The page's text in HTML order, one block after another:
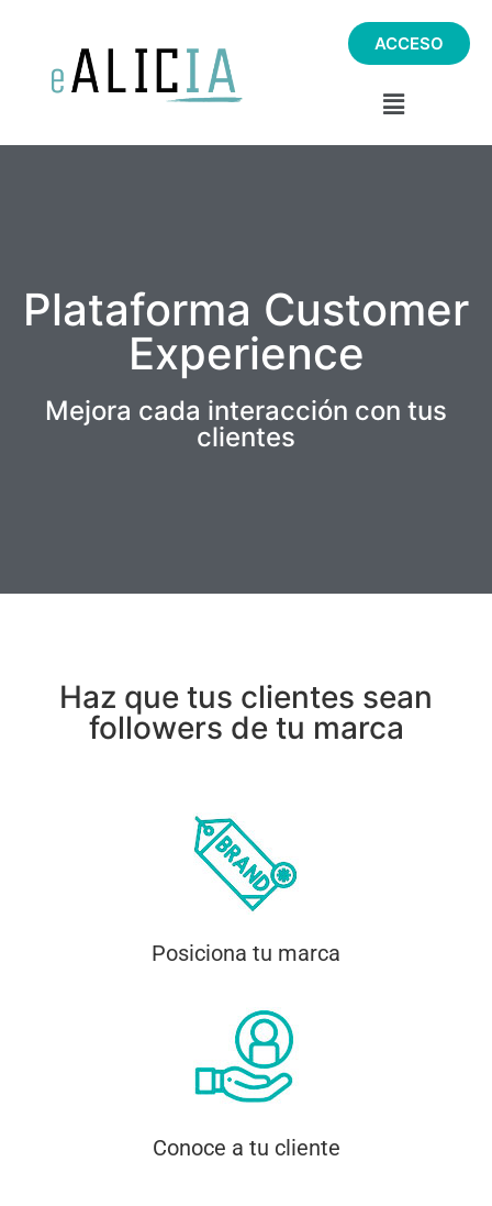
ACCESO
Plataforma Customer
Experience
Mejora cada interacción con tus
clientes
Haz que tus clientes sean
followers de tu marca
Posiciona tu marca
Conoce a tu cliente